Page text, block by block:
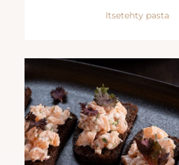
Itsetehty pasta